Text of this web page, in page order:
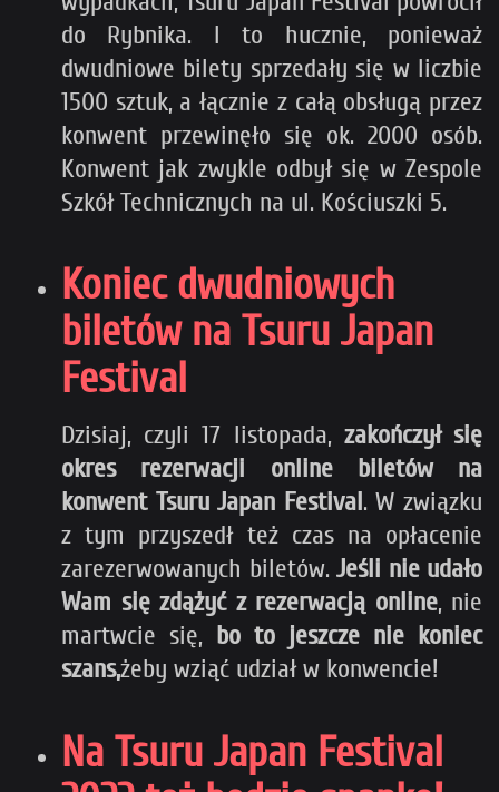
do Rybnika. I to hucznie, ponieważ
dwudniowe bilety sprzedały się w liczbie
1500 sztuk, a łącznie z całą obsługą przez
konwent przewinęło się ok. 2000 osób.
Konwent jak zwykle odbył się w Zespole
Szkół Technicznych na ul. Kościuszki 5.
Koniec dwudniowych
biletów na Tsuru Japan
Festival
Dzisiaj, czyli 17 listopada, zakończył się
okres rezerwacji online biletów na
konwent Tsuru Japan Festival . W związku
z tym przyszedł też czas na opłacenie
zarezerwowanych biletów. Jeśli nie udało
Wam się zdążyć z rezerwacją online, nie
martwcie się, bo to jeszcze nie koniec
szans,żeby wziąć udział w konwencie!
Na Tsuru Japan Festival